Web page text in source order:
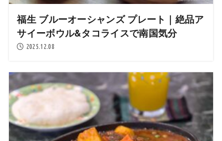
福生 ブルーオーシャンズ プレート｜絶品ア
サイーボウル&タコライスで南国気分
2025.12.08